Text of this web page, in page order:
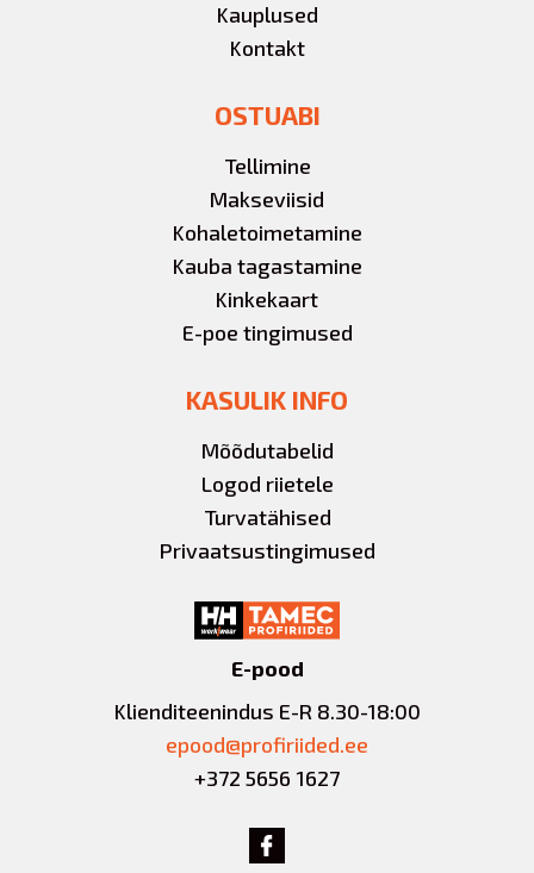
Kauplused
Kontakt
OSTUABI
Tellimine
Makseviisid
Kohaletoimetamine
Kauba tagastamine
Kinkekaart
E-poe tingimused
KASULIK INFO
Mõõdutabelid
Logod riietele
Turvatähised
Privaatsustingimused
E-pood
Klienditeenindus E-R 8.30-18:00
epood@profiriided.ee
+372 5656 1627